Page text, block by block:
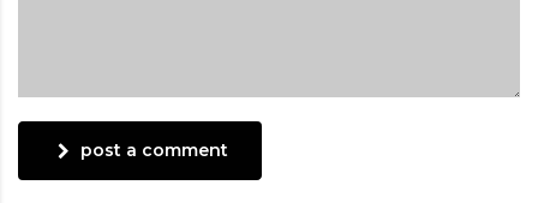
post a comment